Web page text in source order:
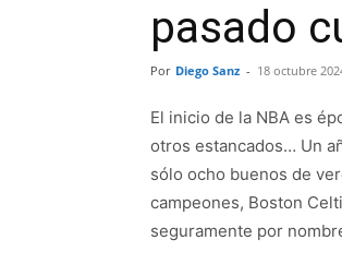
pasado
Por Diego Sanz - 18 octubre
El inicio de la NBA es
otros estancados… Un
sólo ocho buenos de
campeones, Boston
seguramente por